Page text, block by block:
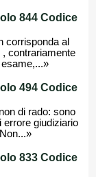
844 Codice
corrisponda al
, contrariamente
494 Codice
di rado: sono
errore giudiziario
833 Codice